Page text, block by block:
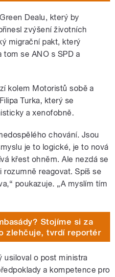
Dealu, který by
zvýšení životních
migrační pakt, který
tom se ANO s SPD a
kolem Motoristů sobě a
Turka, který se
a xenofobně.
chování. Jsou
je to logické, je to nová
křest ohněm. Ale nezdá se
rozumně reagovat. Spíš se
poukazuje. „A myslím tím
Stojíme si za
zlehčuje, tvrdí reportér
usiloval o post ministra
a kompetence pro